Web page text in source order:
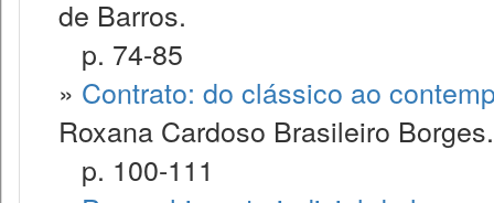
de Barros.
p. 74-85
» Contrato: do clássico ao
Roxana Cardoso Brasileiro Borges.
p. 100-111